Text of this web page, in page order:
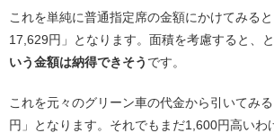
これを単純に普通指定席の金額にかけてみる
17,629円」となります。面積を考慮すると、
いう金額は納得できそう です。
これを元々のグリーン車の代金から引いてみ
円」となります。それでもまだ1,600円高いわ